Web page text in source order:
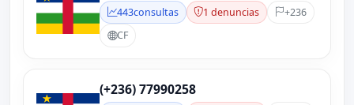
443consultas 1 denuncias
+236
CF
(+236) 77990258